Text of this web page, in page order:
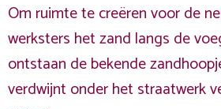
Om ruimte te creëren voor de
werksters het zand langs de
ontstaan de bekende
verdwijnt onder het straatwerk